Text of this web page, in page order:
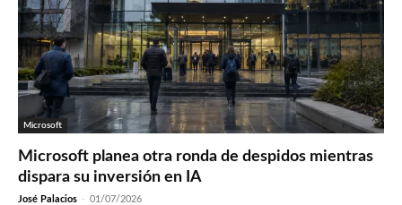
Microsoft
Microsoft planea otra ronda de despidos mientras
dispara su inversión en IA
José Palacios - 01/07/2026